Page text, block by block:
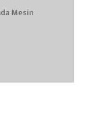
Mesin